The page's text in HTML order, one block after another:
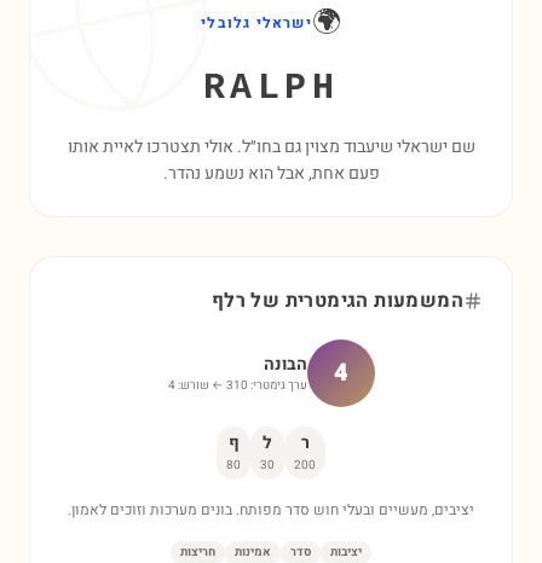
🌍ישראלי גלובלי
RALPH
שם ישראלי שיעבוד מצוין גם בחו״ל. אולי תצטרכו לאיית אותו
פעם אחת, אבל הוא נשמע נהדר.
המשמעות הגימטרית של רלף
4 הבונה
ערך גימטרי: 310 ← שורש: 4
ר
200
ל
30
ף
80
יציבים, מעשיים ובעלי חוש סדר מפותח. בונים מערכות וזוכים לאמון.
יציבות סדר אמינות חריצות